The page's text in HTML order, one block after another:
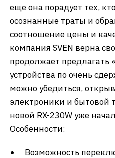
еще она порадует тех,
осознанные траты и
соотношение цены и
компания SVEN верна
продолжает предлагать
устройства по очень
можно убедиться,
электроники и бытовой
новой RX-230W уже
Особенности:
Возможность